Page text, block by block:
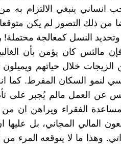
انساني ينبغي الالتزام به
من ذلك التصور لم يكن
وتحديد النسل كمعالجة
مالثس كان يؤمن بأن
الزيجات خلال حياتهم
لنمو السكان المفرط. كما
عن العمل مالم يُجبر على
الفقراء ويراهن ان
المالي المجاني، بل
وهذا ما لا يتوقعه المرء